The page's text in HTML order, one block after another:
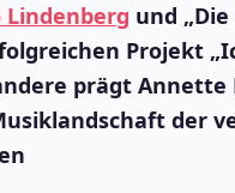
Lindenberg und
Projekt
prägt Annette
der